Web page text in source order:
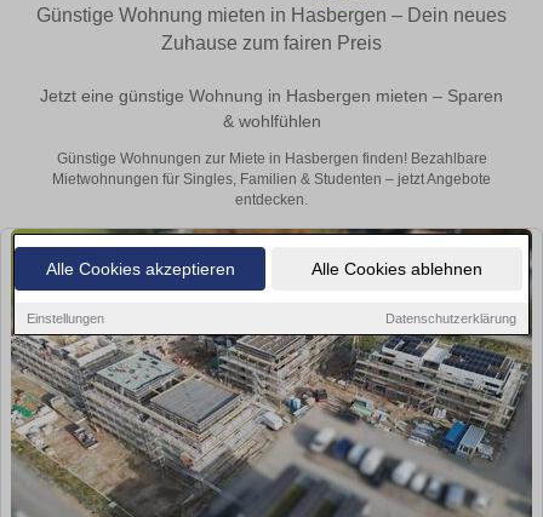
Alle Cookies akzeptieren Alle Cookies ablehnen
Einstellungen Datenschutzerklärung
Günstige Wohnung mieten in Hasbergen – Dein neues
Zuhause zum fairen Preis
Jetzt eine günstige Wohnung in Hasbergen mieten – Sparen
& wohlfühlen
Günstige Wohnungen zur Miete in Hasbergen finden! Bezahlbare
Mietwohnungen für Singles, Familien & Studenten – jetzt Angebote
entdecken.